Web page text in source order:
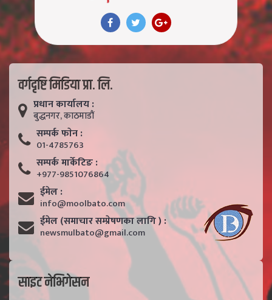
वर्गदृष्टि मिडिया प्रा. लि.
प्रधान कार्यालय :
बुद्धनगर, काठमाडाैं
सम्पर्क फाेन :
01-4785763
सम्पर्क मार्केटिङ :
+977-9851076864
ईमेल :
info@moolbato.com
ईमेल (समाचार सम्प्रेषणका लागि ) :
newsmulbato@gmail.com
साइट नेभिगेसन